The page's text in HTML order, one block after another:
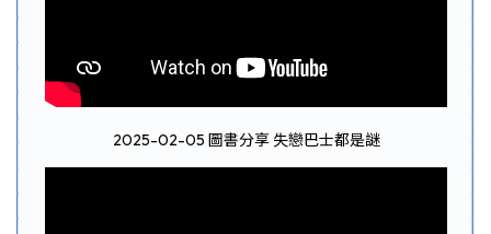
2025-02-05 圖書分享 失戀巴士都是謎